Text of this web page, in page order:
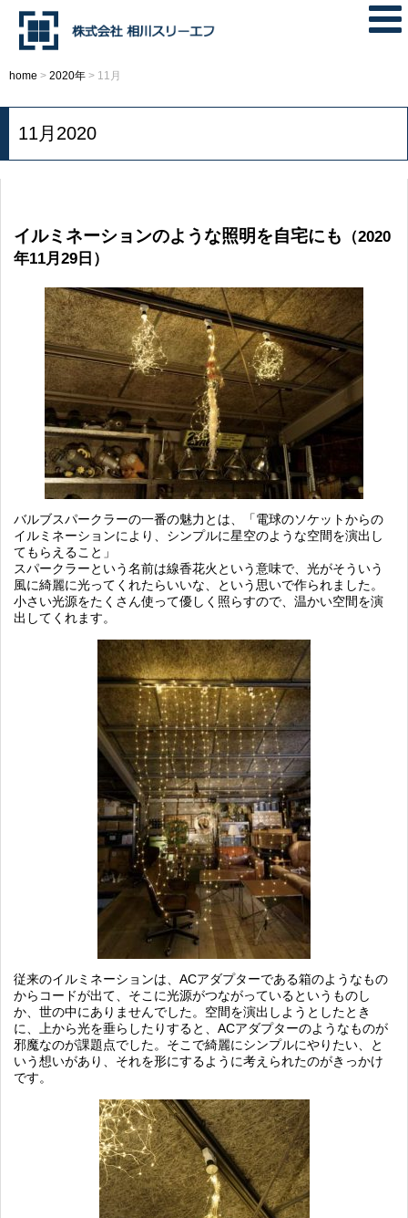
home > 2020年 > 11月
11月2020
イルミネーションのような照明を自宅にも
（2020
年11月29日）
バルブスパークラーの一番の魅力とは、「電球のソケットからの
イルミネーションにより、シンプルに星空のような空間を演出し
てもらえること」
スパークラーという名前は線香花火という意味で、光がそういう
風に綺麗に光ってくれたらいいな、という思いで作られました。
小さい光源をたくさん使って優しく照らすので、温かい空間を演
出してくれます。
従来のイルミネーションは、ACアダプターである箱のようなもの
からコードが出て、そこに光源がつながっているというものし
か、世の中にありませんでした。空間を演出しようとしたとき
に、上から光を垂らしたりすると、ACアダプターのようなものが
邪魔なのが課題点でした。そこで綺麗にシンプルにやりたい、と
いう想いがあり、それを形にするように考えられたのがきっかけ
です。